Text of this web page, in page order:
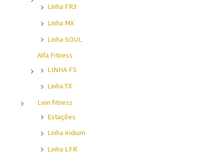
Linha FR3
Linha MX
Linha SOUL
Alfa Fitness
LINHA FS
Linha TX
Lion fitness
Estações
Linha Iridium
Linha LFR